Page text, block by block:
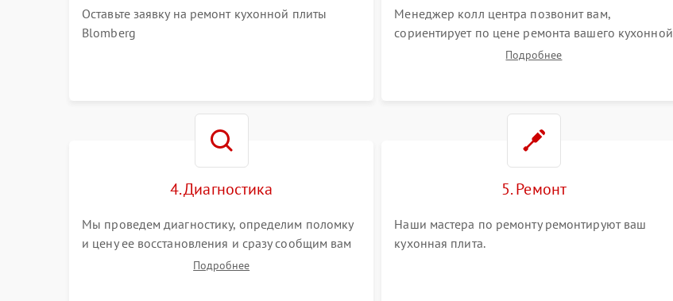
Оставьте заявку на ремонт кухонной плиты
Blomberg
Менеджер колл центра позвонит вам,
сориентирует по цене ремонта вашего кухонной
плиты а также ответит на все ваши вопросы.
Подробнее
4. Диагностика
Мы проведем диагностику, определим поломку
и цену ее восстановления и сразу сообщим вам
о сроках ее ремонта.Подробнее
5. Ремонт
Наши мастера по ремонту ремонтируют ваш
кухонная плита.